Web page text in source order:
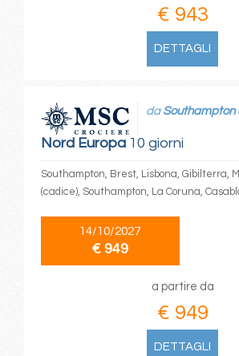
€ 943
DETTAGLI
Nord Europa10 giorni
da Southampton
Southampton, Brest, Lisbona, Gibilterra,
(cadice), Southampton, La Coruna,
14/10/2027
€ 949
a partire da
€ 949
DETTAGLI